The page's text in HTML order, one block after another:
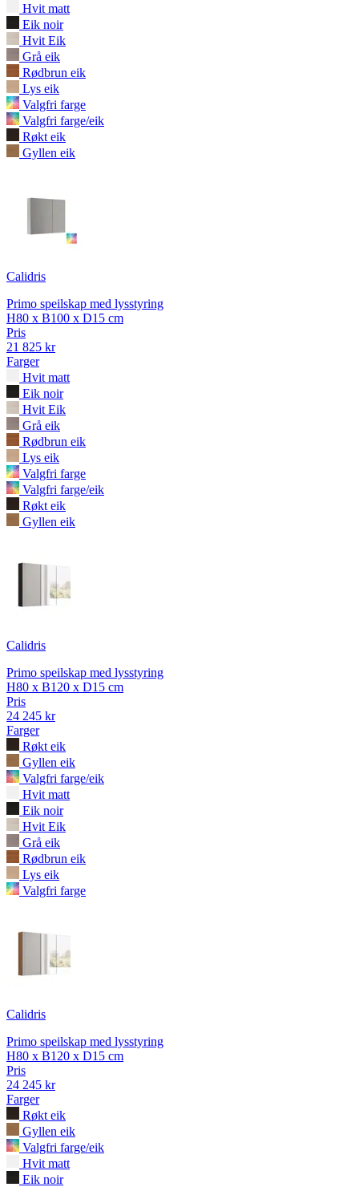
Hvit matt
Eik noir
Hvit Eik
Grå eik
Rødbrun eik
Lys eik
Valgfri farge
Valgfri farge/eik
Røkt eik
Gyllen eik
Calidris
Primo speilskap med lysstyring
H80 x B100 x D15 cm
Pris
21 825 kr
Farger
Hvit matt
Eik noir
Hvit Eik
Grå eik
Rødbrun eik
Lys eik
Valgfri farge
Valgfri farge/eik
Røkt eik
Gyllen eik
Calidris
Primo speilskap med lysstyring
H80 x B120 x D15 cm
Pris
24 245 kr
Farger
Røkt eik
Gyllen eik
Valgfri farge/eik
Hvit matt
Eik noir
Hvit Eik
Grå eik
Rødbrun eik
Lys eik
Valgfri farge
Calidris
Primo speilskap med lysstyring
H80 x B120 x D15 cm
Pris
24 245 kr
Farger
Røkt eik
Gyllen eik
Valgfri farge/eik
Hvit matt
Eik noir